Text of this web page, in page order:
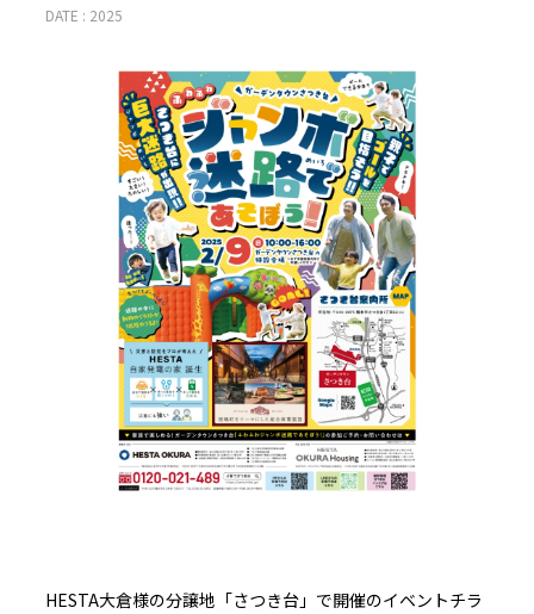
DATE : 2025
HESTA大倉様の分譲地「さつき台」で開催のイベントチラ